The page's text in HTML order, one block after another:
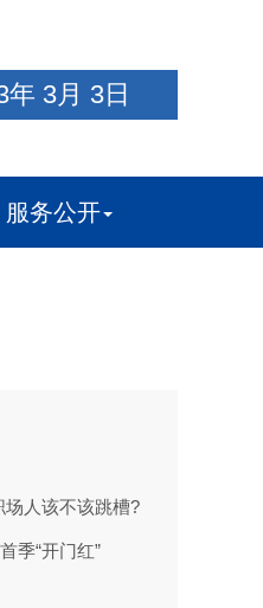
年 3月 3日
服务公开
场人该不该跳槽?
季“开门红”